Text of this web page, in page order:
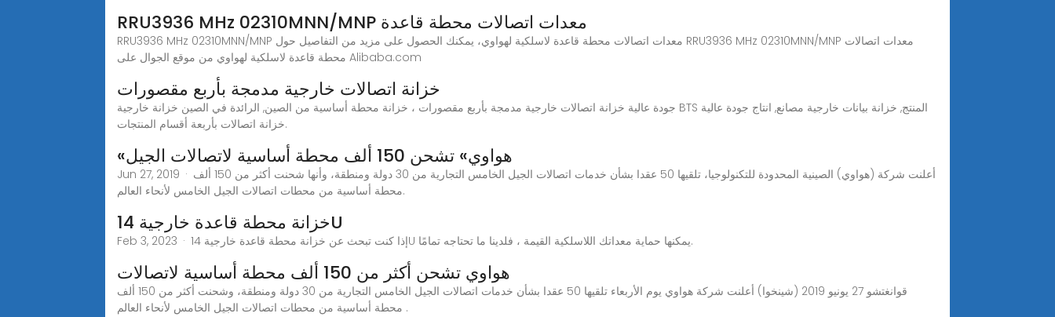
RRU3936 MHz 02310MNN/MNP معدات اتصالات محطة قاعدة
RRU3936 MHz 02310MNN/MNP معدات اتصالات محطة قاعدة لاسلكية لهواوي، يمكنك الحصول على مزيد من التفاصيل حول RRU3936 MHz 02310MNN/MNP معدات اتصالات
محطة قاعدة لاسلكية لهواوي من موقع الجوال على Alibaba.com
خزانة اتصالات خارجية مدمجة بأربع مقصورات
جودة عالية خزانة اتصالات خارجية مدمجة بأربع مقصورات ، خزانة محطة أساسية من الصين, الرائدة في الصين خزانة خارجية BTS المنتج, خزانة بيانات خارجية مصانع, انتاج جودة عالية
خزانة اتصالات بأربعة أقسام المنتجات.
«هواوي» تشحن 150 ألف محطة أساسية لاتصالات الجيل
Jun 27, 2019 · أعلنت شركة (هواوي) الصينية المحدودة للتكنولوجيا، تلقيها 50 عقدا بشأن خدمات اتصالات الجيل الخامس التجارية من 30 دولة ومنطقة، وأنها شحنت أكثر من 150 ألف
محطة أساسية من محطات اتصالات الجيل الخامس لأنحاء العالم.
خزانة محطة قاعدة خارجية 14U
Feb 3, 2023 · إذا كنت تبحث عن خزانة محطة قاعدة خارجية 14U يمكنها حماية معداتك اللاسلكية القيمة ، فلدينا ما تحتاجه تمامًا.
هواوي تشحن أكثر من 150 ألف محطة أساسية لاتصالات
قوانغتشو 27 يونيو 2019 (شينخوا) أعلنت شركة هواوي يوم الأربعاء تلقيها 50 عقدا بشأن خدمات اتصالات الجيل الخامس التجارية من 30 دولة ومنطقة، وشحنت أكثر من 150 ألف
محطة أساسية من محطات اتصالات الجيل الخامس لأنحاء العالم .